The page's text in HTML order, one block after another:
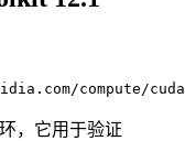
，它用于验证